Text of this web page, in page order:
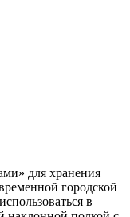
для хранения
городской
в